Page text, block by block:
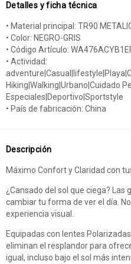
Detalles y ficha técnica
• Material principal: TR90
• Color: NEGRO-GRIS
• Código Artículo:
• Actividad:
Hiking|Walking|Urbano|Cuidado
Especiales|Deportivo|Sportstyle
• País de fabricación: China
Descripción
Máximo Confort y Claridad con
¿Cansado del sol que ciega?
cambiar tu forma de ver el día.
experiencia visual.
Equipadas con lentes
eliminan el resplandor para
igual, incluso bajo el sol más